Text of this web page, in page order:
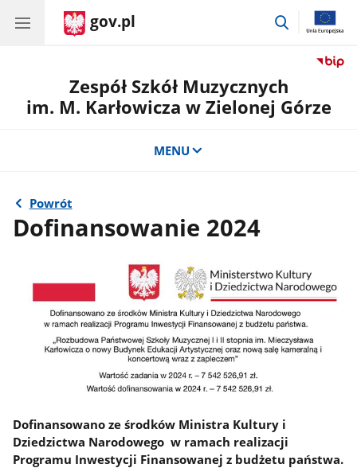
gov.pl
przejdź
Zespół Szkół Muzycznych
im. M. Karłowicza w Zielonej Górze
MENU
Powrót
Dofinansowanie 2024
Dofinansowano ze środków Ministra Kultury i
Dziedzictwa Narodowego w ramach realizacji
Programu Inwestycji Finansowanej z budżetu państwa.